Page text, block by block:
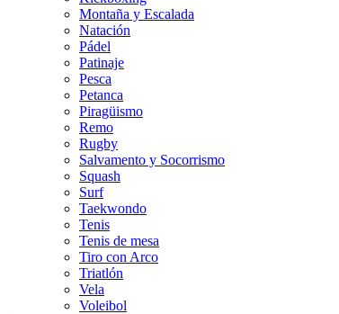
Montaña y Escalada
Natación
Pádel
Patinaje
Pesca
Petanca
Piragüismo
Remo
Rugby
Salvamento y Socorrismo
Squash
Surf
Taekwondo
Tenis
Tenis de mesa
Tiro con Arco
Triatlón
Vela
Voleibol